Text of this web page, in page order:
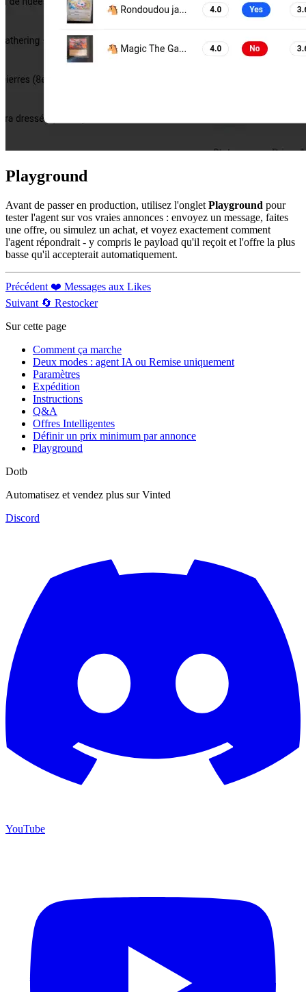
Playground
Avant de passer en production, utilisez l'onglet Playground pour
tester l'agent sur vos vraies annonces : envoyez un message, faites
une offre, ou simulez un achat, et voyez exactement comment
l'agent répondrait - y compris le payload qu'il reçoit et l'offre la plus
basse qu'il accepterait automatiquement.
Précédent ❤️ Messages aux Likes
Suivant 🔄 Restocker
Sur cette page
Comment ça marche
Deux modes : agent IA ou Remise uniquement
Paramètres
Expédition
Instructions
Q&A
Offres Intelligentes
Définir un prix minimum par annonce
Playground
Dotb
Automatisez et vendez plus sur Vinted
Discord
YouTube